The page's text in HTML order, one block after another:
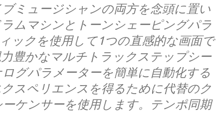
ミュージシャンの両方を念頭に置い
ムマシンとトーンシェーピングパラ
ックを使用して1つの直感的な画面で
豊かなマルチトラックステップシー
グパラメーターを簡単に自動化する
スペリエンスを得るために代替のク
ケンサーを使用します。テンポ同期